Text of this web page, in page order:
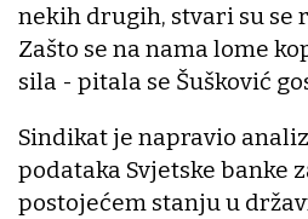
nekih drugih, stvari su se
Zašto se na nama lome
sila - pitala se Šušković
Sindikat je napravio
podataka Svjetske banke
postojećem stanju u